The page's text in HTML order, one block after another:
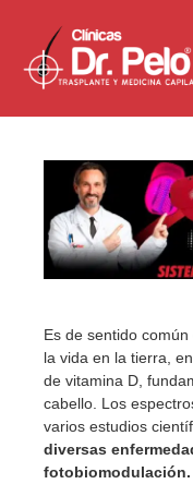
Es de sentido
la vida en la tierra,
de vitamina D,
cabello. Los
varios estudios
diversas
fotobiomodulación.